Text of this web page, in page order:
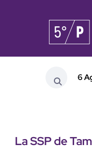
6
La SSP de